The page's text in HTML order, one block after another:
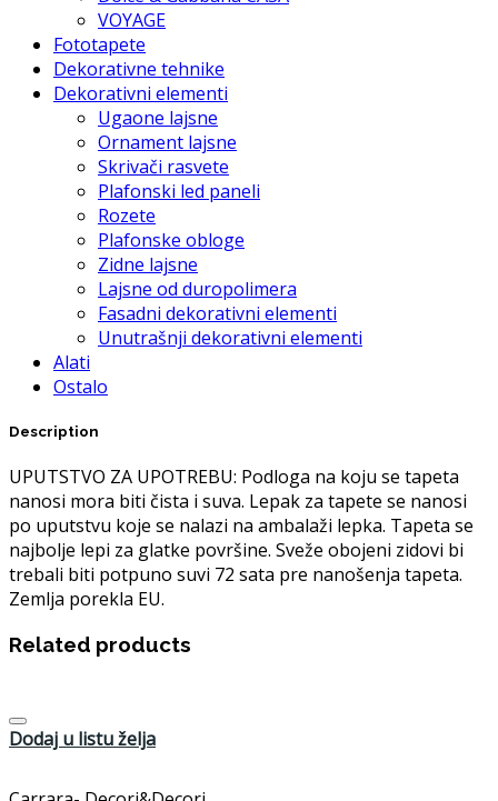
VOYAGE
Fototapete
Dekorativne tehnike
Dekorativni elementi
Ugaone lajsne
Ornament lajsne
Skrivači rasvete
Plafonski led paneli
Rozete
Plafonske obloge
Zidne lajsne
Lajsne od duropolimera
Fasadni dekorativni elementi
Unutrašnji dekorativni elementi
Alati
Ostalo
Description
UPUTSTVO ZA UPOTREBU: Podloga na koju se tapeta
nanosi mora biti čista i suva. Lepak za tapete se nanosi
po uputstvu koje se nalazi na ambalaži lepka. Tapeta se
najbolje lepi za glatke površine. Sveže obojeni zidovi bi
trebali biti potpuno suvi 72 sata pre nanošenja tapeta.
Zemlja porekla EU.
Related products
Dodaj u listu želja